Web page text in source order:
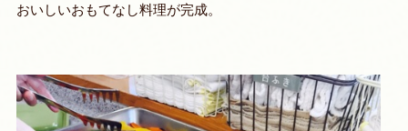
おいしいおもてなし料理が完成。